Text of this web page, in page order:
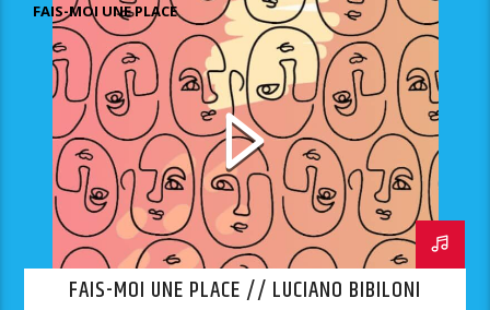
FAIS-MOI UNE PLACE
FAIS-MOI UNE PLACE // LUCIANO BIBILONI